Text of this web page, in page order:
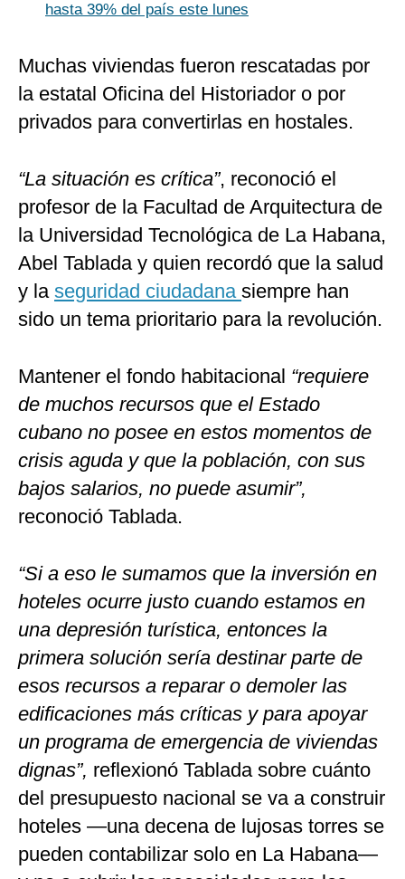
hasta 39% del país este lunes
Muchas viviendas fueron rescatadas por
la estatal Oficina del Historiador o por
privados para convertirlas en hostales.
“La situación es crítica”, reconoció el
profesor de la Facultad de Arquitectura de
la Universidad Tecnológica de La Habana,
Abel Tablada y quien recordó que la salud
y la seguridad ciudadana siempre han
sido un tema prioritario para la revolución.
Mantener el fondo habitacional “requiere
de muchos recursos que el Estado
cubano no posee en estos momentos de
crisis aguda y que la población, con sus
bajos salarios, no puede asumir”,
reconoció Tablada.
“Si a eso le sumamos que la inversión en
hoteles ocurre justo cuando estamos en
una depresión turística, entonces la
primera solución sería destinar parte de
esos recursos a reparar o demoler las
edificaciones más críticas y para apoyar
un programa de emergencia de viviendas
dignas”, reflexionó Tablada sobre cuánto
del presupuesto nacional se va a construir
hoteles —una decena de lujosas torres se
pueden contabilizar solo en La Habana—